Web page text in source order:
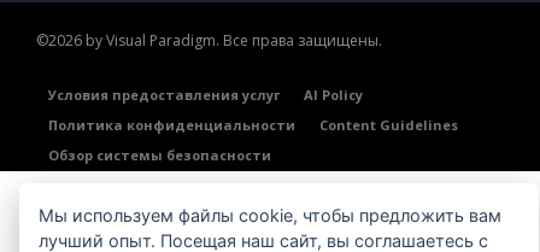
©2026 by Visual Paradigm. Все права защищены.
Условия предоставления услуг
AI Policy
Политика конфиденциальности
Content Guidelines
Обзор системы безопасности
Мы используем файлы cookie, чтобы предложить вам
лучший опыт. Посещая наш сайт, вы соглашаетесь с